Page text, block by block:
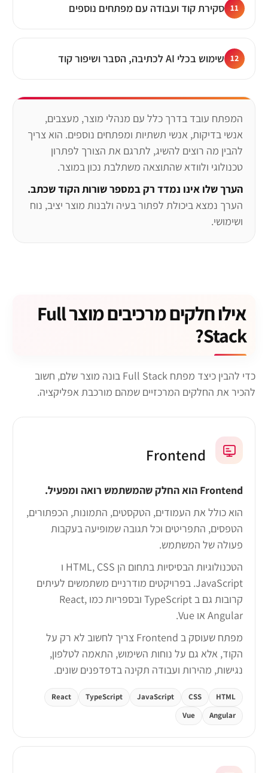
11 סקירת קוד ועבודה עם מפתחים נוספים
12 שימוש בכלי AI לכתיבה, הסבר ושיפור קוד
המפתח עובד בדרך כלל עם מנהלי מוצר, מעצבים,
אנשי בדיקות, אנשי תשתיות ומפתחים נוספים. הוא צריך
להבין מה רוצים להשיג, לתרגם את הצורך לפתרון
טכנולוגי ולוודא שהתוצאה משתלבת נכון במוצר.
הערך שלו אינו נמדד רק במספר שורות הקוד שכתב.
הערך נמצא ביכולת לפתור בעיה ולבנות מוצר יציב, נוח
ושימושי.
אילו חלקים מרכיבים מוצר Full
Stack?
כדי להבין כיצד מפתח Full Stack בונה מוצר שלם, חשוב
להכיר את החלקים המרכזיים שמהם מורכבת אפליקציה.
Frontend
Frontend הוא החלק שהמשתמש רואה ומפעיל.
הוא כולל את העמודים, הטקסטים, התמונות, הכפתורים,
הטפסים, התפריטים וכל תגובה שמופיעה בעקבות
פעולה של המשתמש.
הטכנולוגיות הבסיסיות בתחום הן HTML, CSS ו
JavaScript. בפרויקטים מודרניים משתמשים לעיתים
קרובות גם ב TypeScript ובספריות כמו React,
Angular או Vue.
מפתח שעוסק ב Frontend צריך לחשוב לא רק על
הקוד, אלא גם על נוחות השימוש, התאמה לטלפון,
נגישות, מהירות ועבודה תקינה בדפדפנים שונים.
HTML
CSS
JavaScript
TypeScript
React
Angular
Vue